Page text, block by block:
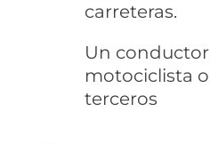
carreteras.
Un
motociclista
terceros